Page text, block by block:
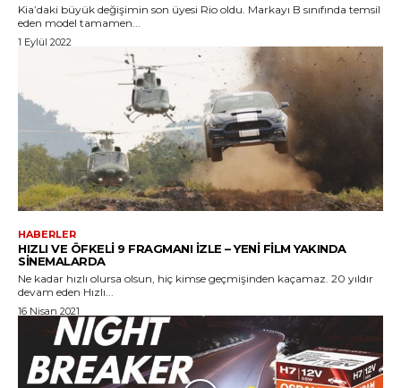
Kia’daki büyük değişimin son üyesi Rio oldu. Markayı B sınıfında temsil
eden model tamamen...
1 Eylül 2022
HABERLER
HIZLI VE ÖFKELI 9 FRAGMANI İZLE – YENI FILM YAKINDA
SINEMALARDA
Ne kadar hızlı olursa olsun, hiç kimse geçmişinden kaçamaz. 20 yıldır
devam eden Hızlı...
16 Nisan 2021